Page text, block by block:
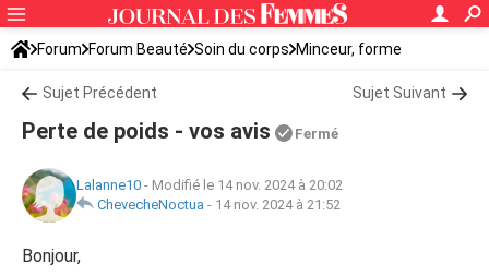
Forum Forum Beauté Soin du corps Minceur, forme
Sujet Précédent Sujet Suivant
Perte de poids - vos avis Fermé
Lalanne10 - Modifié le 14 nov. 2024 à 20:02
ChevecheNoctua - 14 nov. 2024 à 21:52
Bonjour,